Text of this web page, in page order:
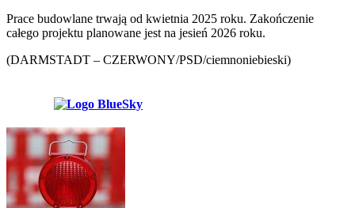
Prace budowlane trwają od kwietnia 2025 roku. Zakończenie
całego projektu planowane jest na jesień 2026 roku.
(DARMSTADT – CZERWONY/PSD/ciemnoniebieski)